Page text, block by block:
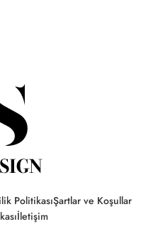
PolitikasıŞartlar ve Koşullar
İletişim